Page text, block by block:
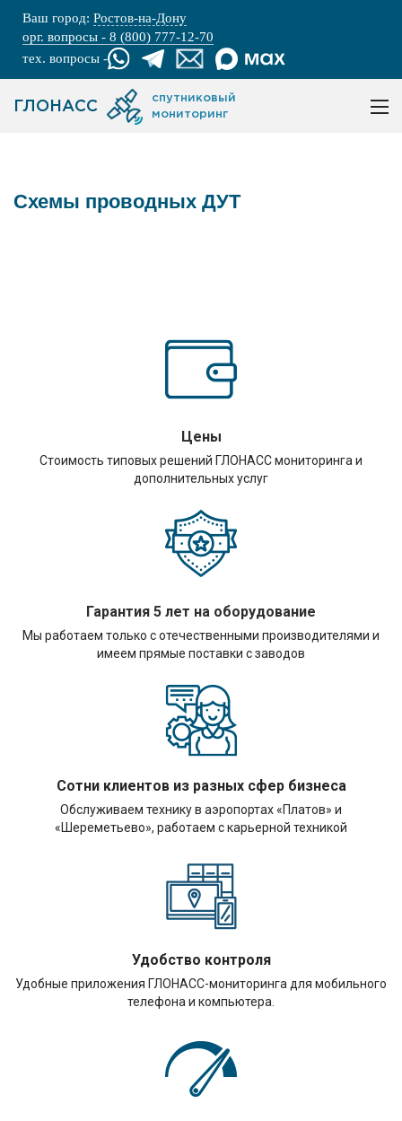
Ваш город: Ростов-на-Дону
орг. вопросы - 8 (800) 777-12-70
тех. вопросы -
ГЛОНАСС
спутниковый
мониторинг
Цены
Стоимость типовых решений ГЛОНАСС мониторинга и
дополнительных услуг
Гарантия 5 лет на оборудование
Мы работаем только с отечественными производителями и
имеем прямые поставки с заводов
Сотни клиентов из разных сфер бизнеса
Обслуживаем технику в аэропортах «Платов» и
«Шереметьево», работаем с карьерной техникой
Удобство контроля
Удобные приложения ГЛОНАСС-мониторинга для мобильного
телефона и компьютера.
Схемы проводных ДУТ